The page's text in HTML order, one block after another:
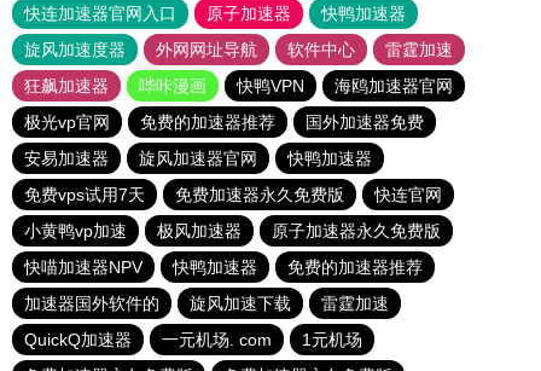
快连加速器官网入口
原子加速器
快鸭加速器
旋风加速度器
外网网址导航 软件中心
雷霆加速
狂飙加速器
哔咔漫画 快鸭VPN
海鸥加速器官网
极光vp官网
免费的加速器推荐
国外加速器免费
安易加速器
旋风加速器官网
快鸭加速器
免费vps试用7天
免费加速器永久免费版
快连官网
小黄鸭vp加速
极风加速器
原子加速器永久免费版
快喵加速器NPV
快鸭加速器
免费的加速器推荐
加速器国外软件的
旋风加速下载
雷霆加速
QuickQ加速器
一元机场. com
1元机场